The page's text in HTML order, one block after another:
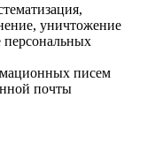
уничтожение
персональных
писем
почты